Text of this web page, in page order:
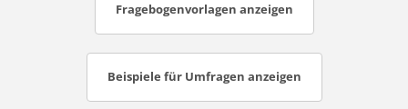
Fragebogenvorlagen anzeigen
Beispiele für Umfragen anzeigen